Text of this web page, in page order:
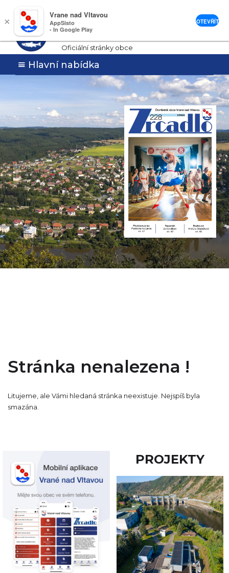
×
Vrane nad Vltavou
AppSisto
- In Google Play
OTEVŘÍT
Vrané nad
Vltavou
Oficiální stránky obce
Hlavní nabídka
Stránka nenalezena !
Litujeme, ale Vámi hledaná stránka neexistuje. Nejspíš byla
smazána.
PROJEKTY